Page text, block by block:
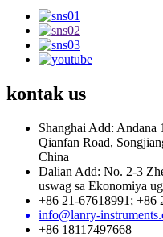
kontak us
Shanghai Add:
Qianfan Road,
China
Dalian Add: No. 2-3
uswag sa Ekonomiya
+86 21-67618991; +86
info@lanry-
+86 18117497668